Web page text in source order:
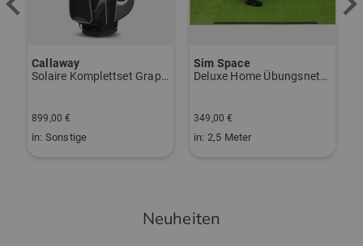
Callaway
Solaire Komplettset Graphit, Ladies
899,00 €
in: Sonstige
Sim Space
Deluxe Home Übungsnetz schwarz
349,00 €
in: 2,5 Meter
Neuheiten